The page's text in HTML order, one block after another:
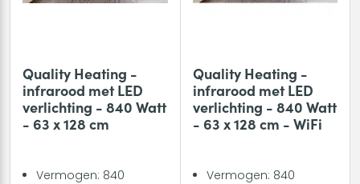
Quality Heating -
infrarood met LED
verlichting - 840 Watt
- 63 x 128 cm
Vermogen: 840
Quality Heating -
infrarood met LED
verlichting - 840 Watt
- 63 x 128 cm - WiFi
Vermogen: 840